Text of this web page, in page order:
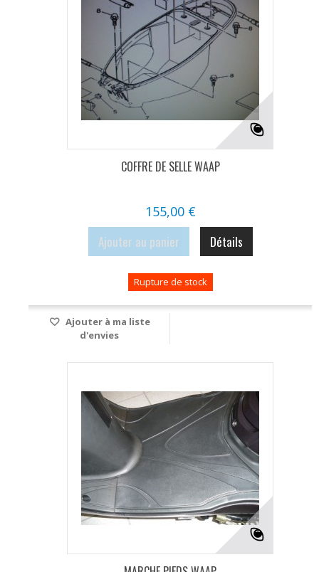
COFFRE DE SELLE WAAP
155,00 €
Ajouter au panier Détails
Rupture de stock
Ajouter à ma liste
d'envies